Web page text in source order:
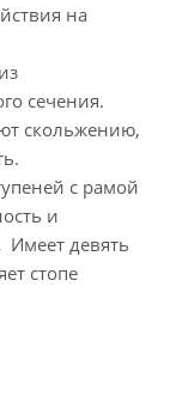
на
сечения.
скольжению,
с рамой
и
Имеет девять
стопе